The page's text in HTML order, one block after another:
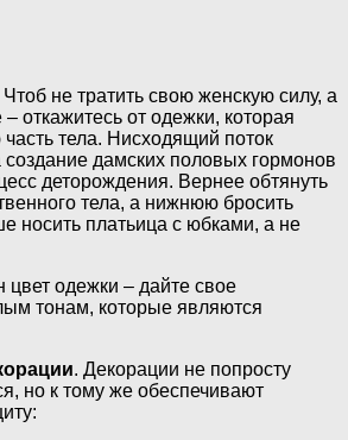
Чтоб не тратить свою женскую силу, а
откажитесь от одежки, которая
тела. Нисходящий поток
создание дамских половых гормонов
деторождения. Вернее обтянуть
тела, а нижнюю бросить
носить платьица с юбками, а не
одежки – дайте свое
тонам, которые являются
. Декорации не попросту
но к тому же обеспечивают